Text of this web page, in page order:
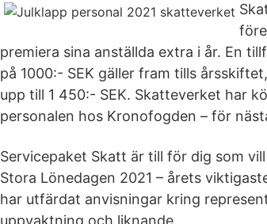
premiera sina anställda extra i år. En
på 1000:- SEK gäller fram tills
upp till 1 450:- SEK. Skatteverket har
personalen hos Kronofogden – för
Servicepaket Skatt är till för dig som
Stora Lönedagen 2021 – årets
har utfärdat anvisningar kring
uppvaktning och liknande.